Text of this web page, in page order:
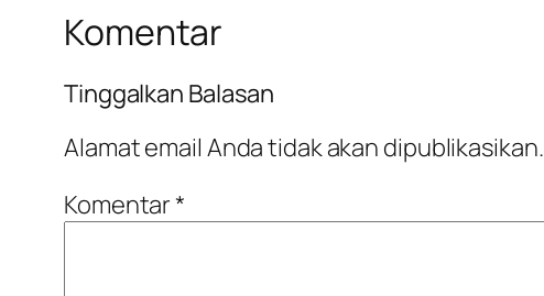
Komentar
Tinggalkan Balasan
Alamat email Anda tidak akan dipublikasikan.
Komentar*